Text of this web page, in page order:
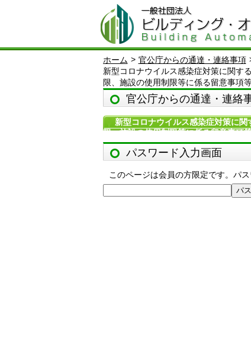
ホーム > 官公庁からの通達・連絡事項
新型コロナウイルス感染症対策に関す
限、施設の使用制限等に係る留意事項
官公庁からの通達・連絡
新型コロナウイルス感染症対策に
限、施設の使用制限等に係る留意事項
パスワード入力画面
このページは会員の方限定です。パ